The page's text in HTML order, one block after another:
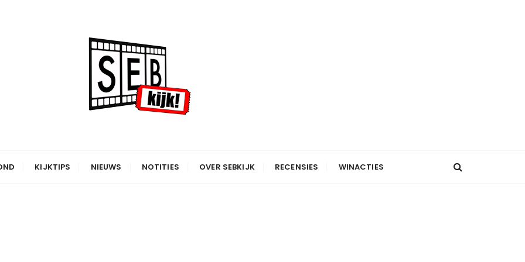
KIJKTIPS NIEUWS NOTITIES OVER SEBKIJK RECENSIES WINACTIES